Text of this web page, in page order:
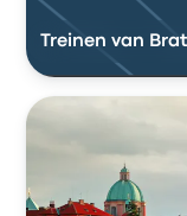
Treinen van